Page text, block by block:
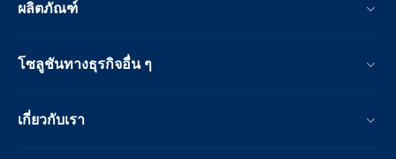
ผลิตภัณฑ์
โซลูชันทางธุรกิจอื่น ๆ
เกี่ยวกับเรา